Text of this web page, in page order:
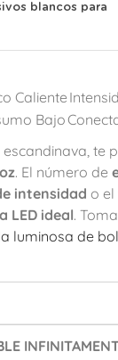
blancos para
Caliente
Bajo
te
. El número de
intensidad o el
LED ideal.
luminosa de